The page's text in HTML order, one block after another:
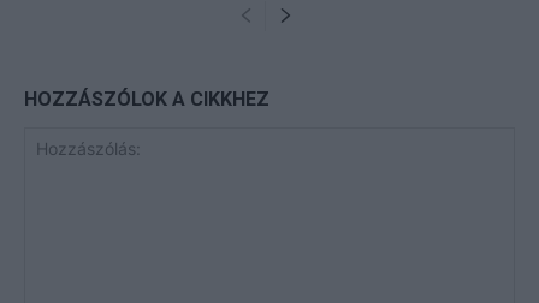
HOZZÁSZÓLOK A CIKKHEZ